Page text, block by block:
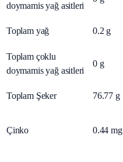
doymamis yağ asitleri
Toplam yağ 0.2 g
Toplam çoklu
doymamis yağ asitleri
0 g
Toplam Şeker 76.77 g
Çinko 0.44 mg